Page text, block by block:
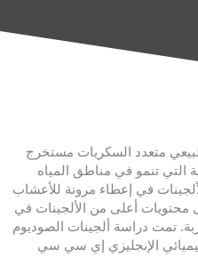
متعدد السكريات مستخرج
التي تنمو في مناطق المياه
في إعطاء مرونة للأعشاب
محتويات أعلى من الألجينات في
تمت دراسة ألجينات الصوديوم
على يد الكيميائي الإنجليزي إي سي سي